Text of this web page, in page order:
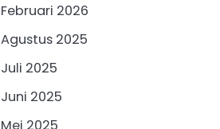
Februari 2026
Agustus 2025
Juli 2025
Juni 2025
Mei 2025